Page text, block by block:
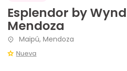
Esplendor by
Mendoza
Maipú, Mendoza
Nueva